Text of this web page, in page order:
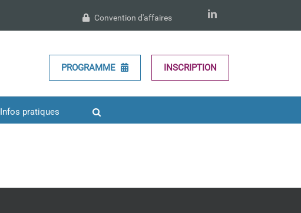
LinkedIn
Convention d'affaires
PROGRAMME INSCRIPTION
Infos pratiques